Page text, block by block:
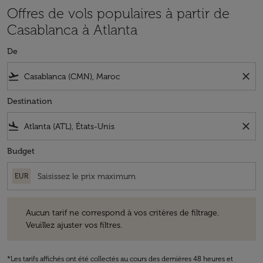
Offres de vols populaires à partir de
Casablanca à Atlanta
De
flight_takeoff close
Destination
flight_land close
Budget
EUR
Aucun tarif ne correspond à vos critères de filtrage.
Veuillez ajuster vos filtres.
*Les tarifs affichés ont été collectés au cours des dernières 48 heures et